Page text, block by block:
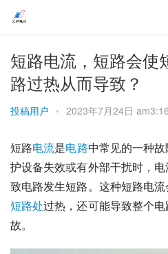
短路电流，短路会使
路过热从而导致？
投稿用户 • 2023年7月24日 am3:16
短路电流是电路中常见的一种
护设备失效或有外部干扰时，
致电路发生短路。这种短路电
短路处过热，还可能导致整个
故。